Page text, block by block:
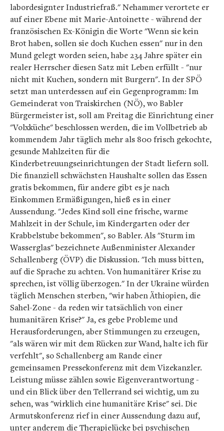
labordesignter Industriefraß." Nehammer verortete er
auf einer Ebene mit Marie-Antoinette - während der
französischen Ex-Königin die Worte "Wenn sie kein
Brot haben, sollen sie doch Kuchen essen" nur in den
Mund gelegt worden seien, habe 234 Jahre später ein
realer Herrscher diesen Satz mit Leben erfüllt - "nur
nicht mit Kuchen, sondern mit Burgern". In der SPÖ
setzt man unterdessen auf ein Gegenprogramm: Im
Gemeinderat von Traiskirchen (NÖ), wo Babler
Bürgermeister ist, soll am Freitag die Einrichtung einer
"Volxküche" beschlossen werden, die im Vollbetrieb ab
kommendem Jahr täglich mehr als 800 frisch gekochte,
gesunde Mahlzeiten für die
Kinderbetreuungseinrichtungen der Stadt liefern soll.
Die finanziell schwächsten Haushalte sollen das Essen
gratis bekommen, für andere gibt es je nach
Einkommen Ermäßigungen, hieß es in einer
Aussendung. "Jedes Kind soll eine frische, warme
Mahlzeit in der Schule, im Kindergarten oder der
Krabbelstube bekommen", so Babler. Als "Sturm im
Wasserglas" bezeichnete Außenminister Alexander
Schallenberg (ÖVP) die Diskussion. "Ich muss bitten,
auf die Sprache zu achten. Von humanitärer Krise zu
sprechen, ist völlig überzogen." In der Ukraine würden
täglich Menschen sterben, "wir haben Äthiopien, die
Sahel-Zone - da reden wir tatsächlich von einer
humanitären Krise?" Ja, es gebe Probleme und
Herausforderungen, aber Stimmungen zu erzeugen,
"als wären wir mit dem Rücken zur Wand, halte ich für
verfehlt", so Schallenberg am Rande einer
gemeinsamen Pressekonferenz mit dem Vizekanzler.
Leistung müsse zählen sowie Eigenverantwortung -
und ein Blick über den Tellerrand sei wichtig, um zu
sehen, was "wirklich eine humanitäre Krise" sei. Die
Armutskonferenz rief in einer Aussendung dazu auf,
unter anderem die Therapielücke bei psychischen